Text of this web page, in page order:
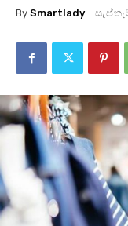
By Smartlady